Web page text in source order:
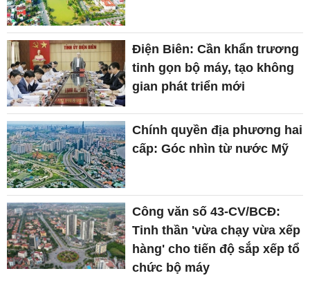
Điện Biên: Cần khẩn trương
tinh gọn bộ máy, tạo không
gian phát triển mới
Chính quyền địa phương hai
cấp: Góc nhìn từ nước Mỹ
Công văn số 43-CV/BCĐ:
Tinh thần 'vừa chạy vừa xếp
hàng' cho tiến độ sắp xếp tổ
chức bộ máy